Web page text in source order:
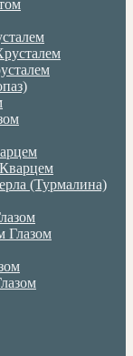
(Турмалина)
Глазом